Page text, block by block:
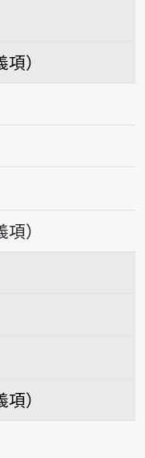
）
tsing-khá
）
）